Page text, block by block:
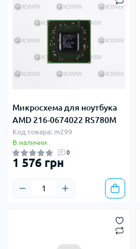
Микросхема для ноутбука
AMD 216-0674022 RS780M
Код товара: m299
В наличии
0
1 576 грн